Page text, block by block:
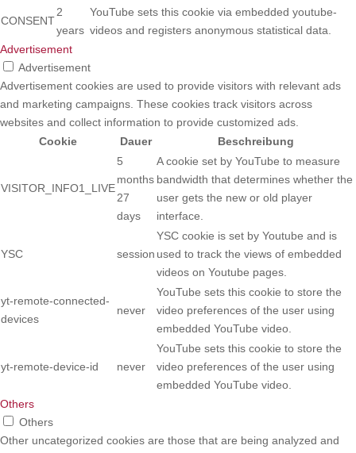
CONSENT
2
years
YouTube sets this cookie via embedded youtube-
videos and registers anonymous statistical data.
Advertisement
Advertisement
Advertisement cookies are used to provide visitors with relevant ads
and marketing campaigns. These cookies track visitors across
websites and collect information to provide customized ads.
Cookie
Dauer Beschreibung
VISITOR_INFO1_LIVE
5
months
27
days
A cookie set by YouTube to measure
bandwidth that determines whether the
user gets the new or old player
interface.
YSC session
YSC cookie is set by Youtube and is
used to track the views of embedded
videos on Youtube pages.
yt-remote-connected-
devices
never
YouTube sets this cookie to store the
video preferences of the user using
embedded YouTube video.
yt-remote-device-id never
YouTube sets this cookie to store the
video preferences of the user using
embedded YouTube video.
Others
Others
Other uncategorized cookies are those that are being analyzed and